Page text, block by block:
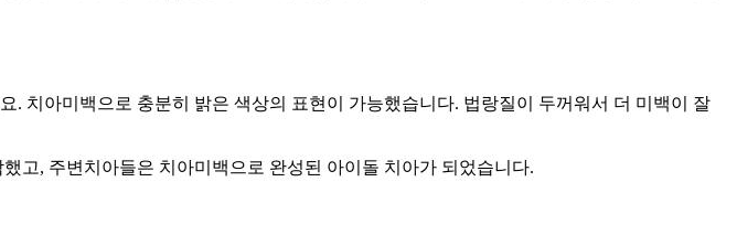
치아미백으로 충분히 밝은 색상의 표현이 가능했습니다. 법랑질이 두꺼워서 더 미백이 잘
고, 주변치아들은 치아미백으로 완성된 아이돌 치아가 되었습니다.